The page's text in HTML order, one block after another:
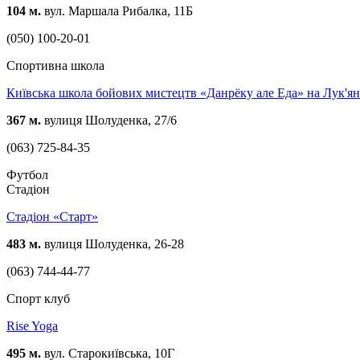
104 м. вул. Маршала Рибалка, 11Б
(050) 100-20-01
Спортивна школа
Київська школа бойових мистецтв «Данрёку але Еда» на
367 м. вулиця Шолуденка, 27/6
(063) 725-84-35
Футбол
Стадіон
Стадіон «Старт»
483 м. вулиця Шолуденка, 26-28
(063) 744-44-77
Спорт клуб
Rise Yoga
495 м. вул. Старокиївська, 10Г